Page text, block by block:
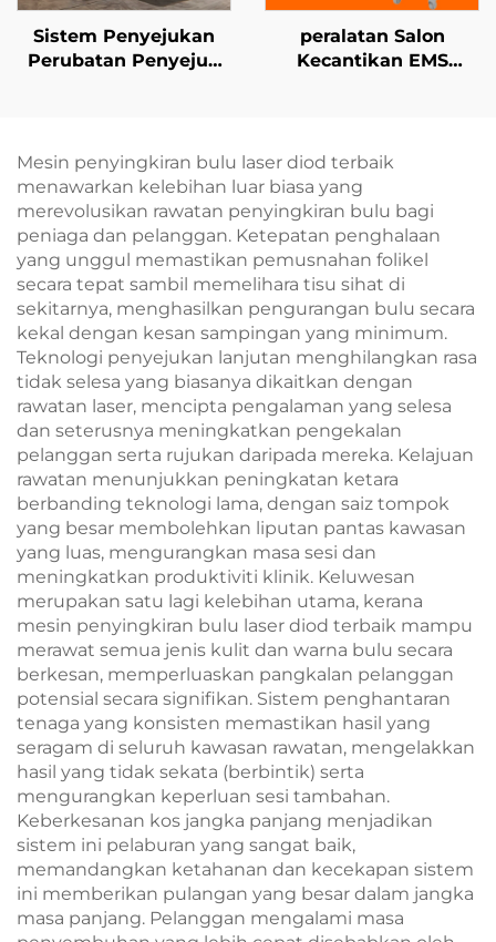
Sistem Penyejukan
Perubatan Penyejuk
Perlindungan
Epidermis, dan
Penggunaan Klinik
Tanpa Sentuhan
Langsung Secara
Berterusan
peralatan Salon
Kecantikan EMS
Elektromagnetik Otot
Mesin penyingkiran bulu laser diod terbaik
menawarkan kelebihan luar biasa yang
merevolusikan rawatan penyingkiran bulu bagi
peniaga dan pelanggan. Ketepatan penghalaan
yang unggul memastikan pemusnahan folikel
secara tepat sambil memelihara tisu sihat di
sekitarnya, menghasilkan pengurangan bulu secara
kekal dengan kesan sampingan yang minimum.
Teknologi penyejukan lanjutan menghilangkan rasa
tidak selesa yang biasanya dikaitkan dengan
rawatan laser, mencipta pengalaman yang selesa
dan seterusnya meningkatkan pengekalan
pelanggan serta rujukan daripada mereka. Kelajuan
rawatan menunjukkan peningkatan ketara
berbanding teknologi lama, dengan saiz tompok
yang besar membolehkan liputan pantas kawasan
yang luas, mengurangkan masa sesi dan
meningkatkan produktiviti klinik. Keluwesan
merupakan satu lagi kelebihan utama, kerana
mesin penyingkiran bulu laser diod terbaik mampu
merawat semua jenis kulit dan warna bulu secara
berkesan, memperluaskan pangkalan pelanggan
potensial secara signifikan. Sistem penghantaran
tenaga yang konsisten memastikan hasil yang
seragam di seluruh kawasan rawatan, mengelakkan
hasil yang tidak sekata (berbintik) serta
mengurangkan keperluan sesi tambahan.
Keberkesanan kos jangka panjang menjadikan
sistem ini pelaburan yang sangat baik,
memandangkan ketahanan dan kecekapan sistem
ini memberikan pulangan yang besar dalam jangka
masa panjang. Pelanggan mengalami masa